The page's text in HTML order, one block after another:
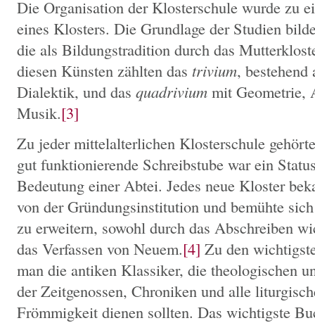
Die Organisation der Klosterschule wurde zu
eines Klosters. Die Grundlage der Studien
die als Bildungstradition durch das
diesen Künsten zählten das trivium,
Dialektik, und das quadrivium mit Geometrie,
Musik.[3]
Zu jeder mittelalterlichen Klosterschule
gut funktionierende Schreibstube war ein
Bedeutung einer Abtei. Jedes neue Kloster
von der Gründungsinstitution und bemühte
zu erweitern, sowohl durch das Abschreiben
das Verfassen von Neuem.[4] Zu den
man die antiken Klassiker, die theologischen
der Zeitgenossen, Chroniken und alle
Frömmigkeit dienen sollten. Das wichtigste